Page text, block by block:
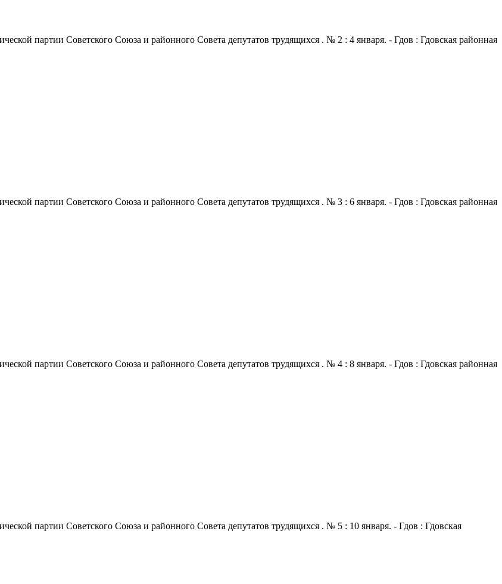
партии Советского Союза и районного Совета депутатов трудящихся . № 2 : 4 января. - Гдов : Гдовская районная
партии Советского Союза и районного Совета депутатов трудящихся . № 3 : 6 января. - Гдов : Гдовская районная
партии Советского Союза и районного Совета депутатов трудящихся . № 4 : 8 января. - Гдов : Гдовская районная
партии Советского Союза и районного Совета депутатов трудящихся . № 5 : 10 января. - Гдов : Гдовская